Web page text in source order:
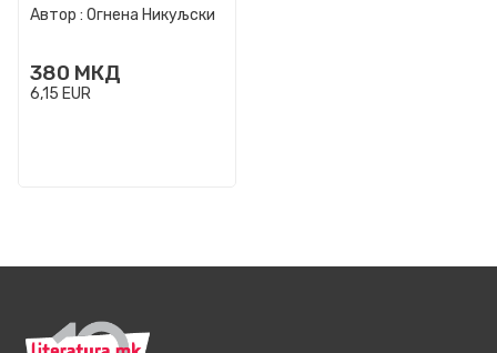
Автор : Огнена Никуљски
380 МКД
6,15 EUR